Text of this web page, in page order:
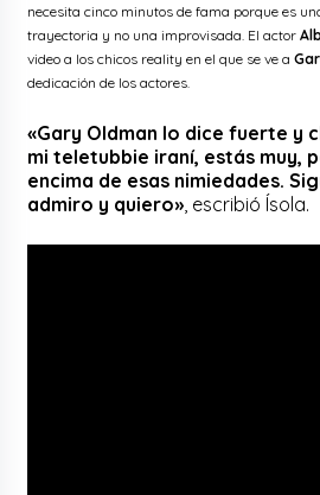
necesita cinco minutos de fama porque es
trayectoria y no una improvisada. El actor
video a los chicos reality en el que se ve a
dedicación de los actores.
«Gary Oldman lo dice fuerte y
mi teletubbie iraní, estás muy,
encima de esas nimiedades.
admiro y quiero» , escribió Ísola.